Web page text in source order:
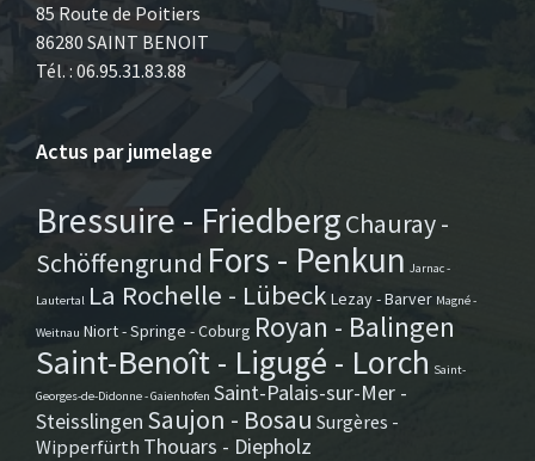
85 Route de Poitiers
86280 SAINT BENOIT
Tél. : 06.95.31.83.88
Actus par jumelage
Bressuire - FriedbergChauray -
Schöffengrund Fors - Penkun Jarnac -
Lautertal La Rochelle - Lübeck Lezay - Barver Magné -
Weitnau Niort - Springe - Coburg Royan - Balingen
Saint-Benoît - Ligugé - Lorch Saint-
Georges-de-Didonne - Gaienhofen Saint-Palais-sur-Mer -
Steisslingen Saujon - Bosau Surgères -
Wipperfürth Thouars - Diepholz